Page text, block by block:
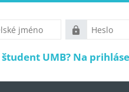
Heslo
študent UMB? Na